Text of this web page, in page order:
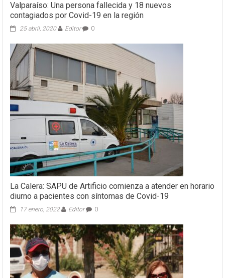
Valparaíso: Una persona fallecida y 18 nuevos
contagiados por Covid-19 en la región
25 abril, 2020 Editor 0
La Calera: SAPU de Artificio comienza a atender en horario
diurno a pacientes con síntomas de Covid-19
17 enero, 2022 Editor 0